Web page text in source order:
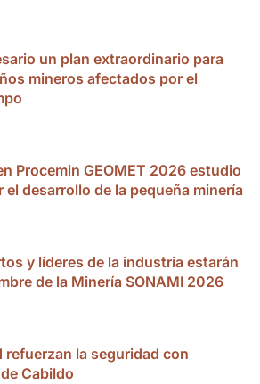
un plan extraordinario para
mineros afectados por el
Procemin GEOMET 2026 estudio
desarrollo de la pequeña minería
y líderes de la industria estarán
de la Minería SONAMI 2026
refuerzan la seguridad con
Cabildo